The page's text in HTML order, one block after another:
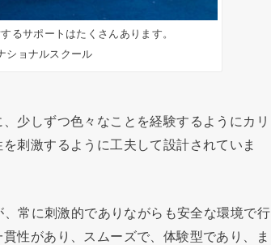
るサポートはたくさんあります。
ショナルスクール
少しずつ色々なことを経験するようにカリ
刺激するように工夫して設計されていま
常に刺激的でありながらも安全な環境で行
性があり、スムーズで、体験型であり、ま